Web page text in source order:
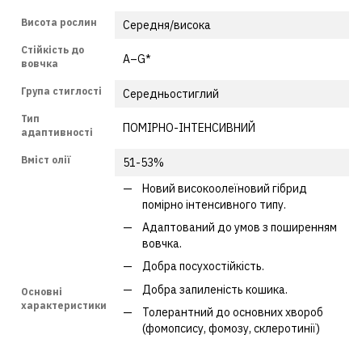
Висота рослин Середня/висока
Стійкість до
вовчка
A–G*
Група стиглості Середньостиглий
Тип
адаптивності
ПОМІРНО-ІНТЕНСИВНИЙ
Вміст олії 51-53%
Основні
характеристики
Новий високоолеїновий гібрид
помірно інтенсивного типу.
Адаптований до умов з поширенням
вовчка.
Добра посухостійкість.
Добра запиленість кошика.
Толерантний до основних хвороб
(фомопсису, фомозу, склеротинії)